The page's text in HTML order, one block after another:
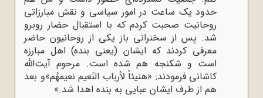
حدود یک ساعت در امور سیاسی و نقش مبارزاتی
روحانیت صحبت کردم که با استقبال حضار روبرو
شد. پس از سخنرانی باز یکی از روحانیون حاضر
معرفی کردند که ایشان (یعنی بنده) اهل مبارزه
است و شکنجه هم شده است. مرحوم آیت‌الله
کاشانی فرمودند: «هنیئاً لأرباب النَعیم نعیمهُم»و بعد
هم از طرف ایشان عبایی به بنده اهدا شد.»